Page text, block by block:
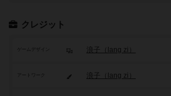
クレジット
ゲームデザイン 浪子（lang zi）
アートワーク 浪子（lang zi）